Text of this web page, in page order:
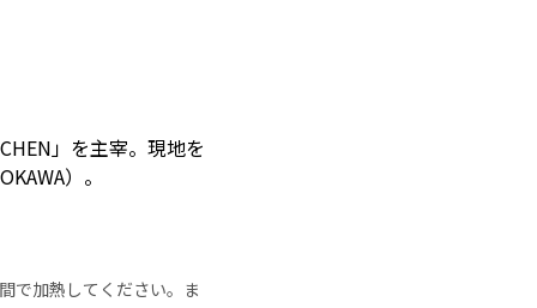
」を主宰。現地を
）。
で加熱してください。ま